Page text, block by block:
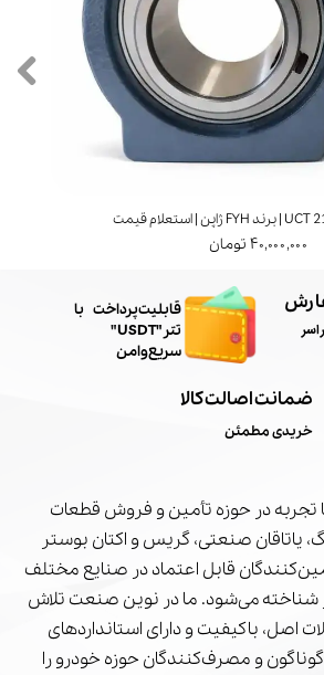
۴۰,۰۰۰,۰۰۰ تومان
ضمانت اصالت کالا
خریدی مطمئن
در حوزه تأمین و فروش قطعات
یاتاقان صنعتی، گریس و اکتان بوستر
قابل اعتماد در صنایع مختلف
شناخته می‌شود. ما در نوین صنعت تلاش
اصل، باکیفیت و دارای استانداردهای
گوناگون و مصرف‌کنندگان حوزه خودرو را
​قابلیت پرداخت با
تتر"USDT"
سریع و امن